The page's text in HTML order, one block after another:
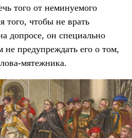
того от неминуемого
того, чтобы не врать
допросе, он специально
не предупреждать его о том,
мятежника.